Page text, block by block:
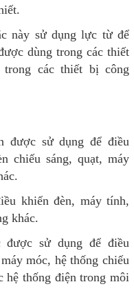
này sử dụng lực từ để
dùng trong các thiết
các thiết bị công
được sử dụng để điều
chiếu sáng, quạt, máy
khiển đèn, máy tính,
khác.
được sử dụng để điều
móc, hệ thống chiếu
hệ thống điện trong môi